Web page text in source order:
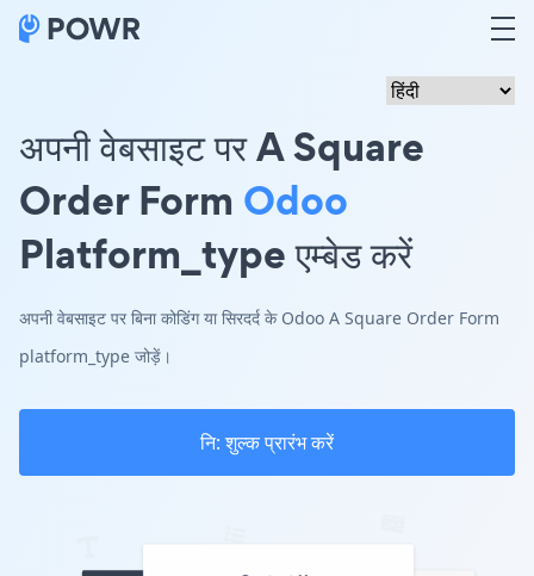
अपनी वेबसाइट पर A Square
Order Form Odoo
Platform_type एम्बेड करें
अपनी वेबसाइट पर बिना कोडिंग या सिरदर्द के Odoo A Square Order Form
platform_type जोड़ें।
नि: शुल्क प्रारंभ करें